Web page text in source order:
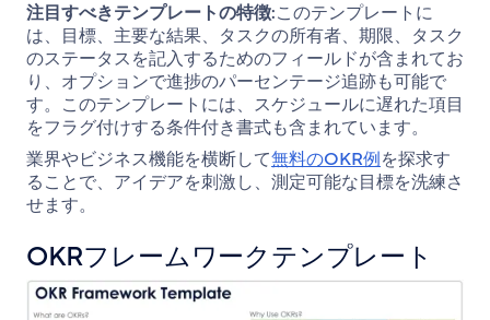
注目すべきテンプレートの特徴:このテンプレートに
は、目標、主要な結果、タスクの所有者、期限、タスク
のステータスを記入するためのフィールドが含まれてお
り、オプションで進捗のパーセンテージ追跡も可能で
す。このテンプレートには、スケジュールに遅れた項目
をフラグ付けする条件付き書式も含まれています。
業界やビジネス機能を横断して無料のOKR例を探求す
ることで、アイデアを刺激し、測定可能な目標を洗練さ
せます。
OKRフレームワークテンプレート